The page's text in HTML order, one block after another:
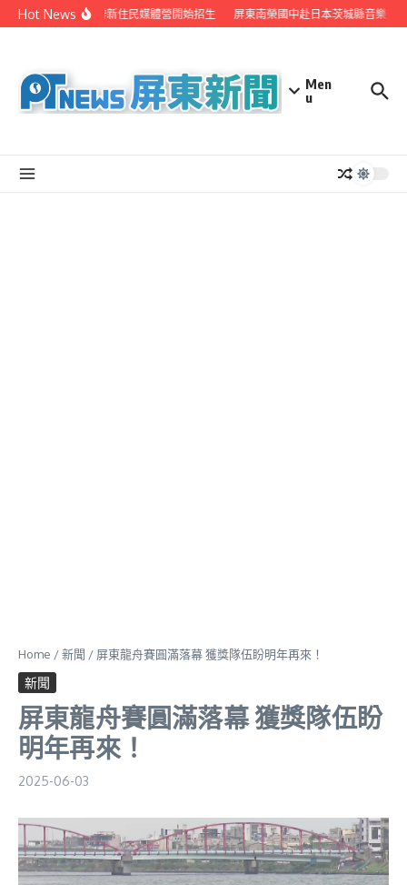
Skip to content
Hot News
聯手在地電視業者 辦新住民媒體營開始招生 屏東南榮國中赴日本茨城縣音樂交
Men
u
Home /新聞 / 屏東龍舟賽圓滿落幕 獲獎隊伍盼明年再來！
新聞
屏東龍舟賽圓滿落幕 獲獎隊伍盼
明年再來！
2025-06-03